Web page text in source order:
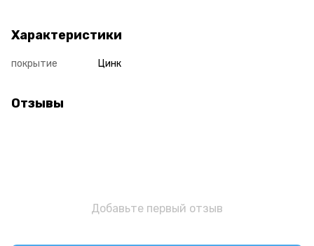
Характеристики
покрытие Цинк
Отзывы
Добавьте первый отзыв